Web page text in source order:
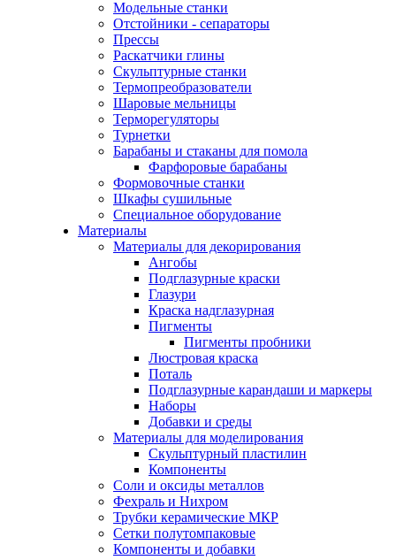
Модельные станки
Отстойники - сепараторы
Прессы
Раскатчики глины
Скульптурные станки
Термопреобразователи
Шаровые мельницы
Терморегуляторы
Турнетки
Барабаны и стаканы для помола
Фарфоровые барабаны
Формовочные станки
Шкафы сушильные
Специальное оборудование
Материалы
Материалы для декорирования
Ангобы
Подглазурные краски
Глазури
Краска надглазурная
Пигменты
Пигменты пробники
Люстровая краска
Поталь
Подглазурные карандаши и маркеры
Наборы
Добавки и среды
Материалы для моделирования
Скульптурный пластилин
Компоненты
Соли и оксиды металлов
Фехраль и Нихром
Трубки керамические МКР
Сетки полутомпаковые
Компоненты и добавки